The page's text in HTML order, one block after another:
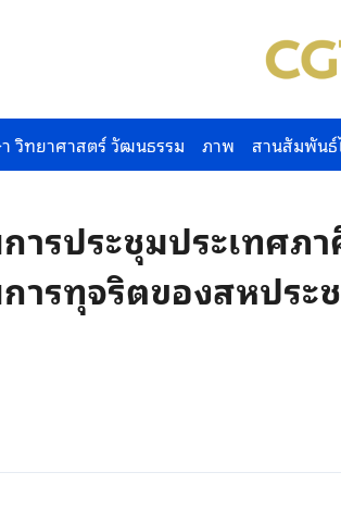
วิทยาศาสตร์ วัฒนธรรม ภาพ สานสัมพัน
ารประชุมประเทศ
ารทุจริตของสหประ